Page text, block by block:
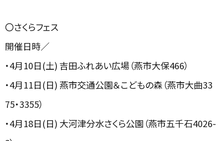
〇さくらフェス
開催日時／
・4月10日(土) 吉田ふれあい広場（燕市大保466）
・4月11日(日) 燕市交通公園＆こどもの森（燕市大曲33
75・3355）
・4月18日(日) 大河津分水さくら公園（燕市五千石4026-